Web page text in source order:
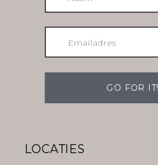
GO FOR IT!
LOCATIES